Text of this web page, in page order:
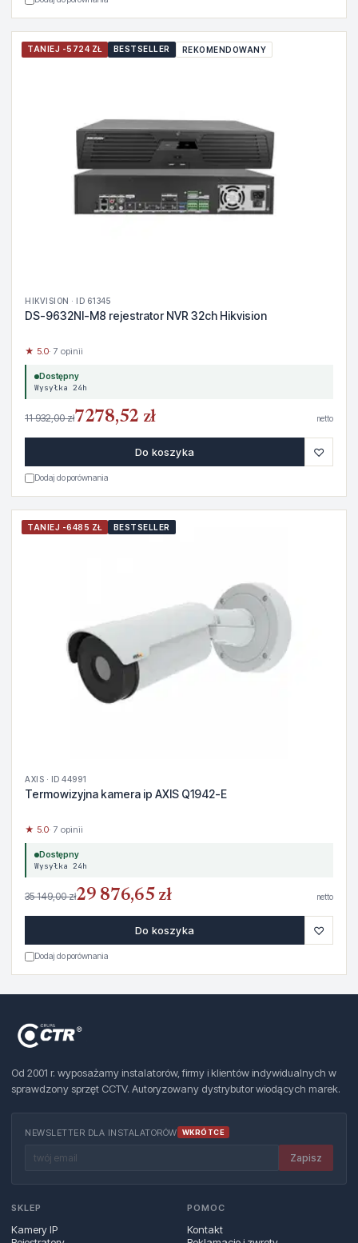
TANIEJ -5724 ZŁ BESTSELLER REKOMENDOWANY
HIKVISION · ID 61345
DS-9632NI-M8 rejestrator NVR 32ch Hikvision
★ 5.0· 7 opinii
Dostępny
Wysyłka 24h
11 932,00 zł7278,52 zł netto
Do koszyka ♡
Dodaj do porównania
TANIEJ -6485 ZŁ BESTSELLER
AXIS · ID 44991
Termowizyjna kamera ip AXIS Q1942-E
★ 5.0· 7 opinii
Dostępny
Wysyłka 24h
35 149,00 zł29 876,65 zł netto
Do koszyka ♡
Dodaj do porównania
Od 2001 r. wyposażamy instalatorów, firmy i klientów indywidualnych w
sprawdzony sprzęt CCTV. Autoryzowany dystrybutor wiodących marek.
NEWSLETTER DLA INSTALATORÓW WKRÓTCE
Zapisz
SKLEP
Kamery IP
POMOC
Kontakt